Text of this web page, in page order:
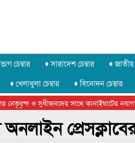
চেম্বার ♦ সারাদেশ চেম্বার ♦ জাতীয়
♦ খেলাধুলা চেম্বার ♦ বিনোদন চেম্বার
নেতৃবৃন্দ ও সুধীজনদের সাথে কানাইঘাটের
গ্রুপ থিয়েটার ফেডারেশানের বিভাগীয় অভিনয়
প্রেসক্লাবের